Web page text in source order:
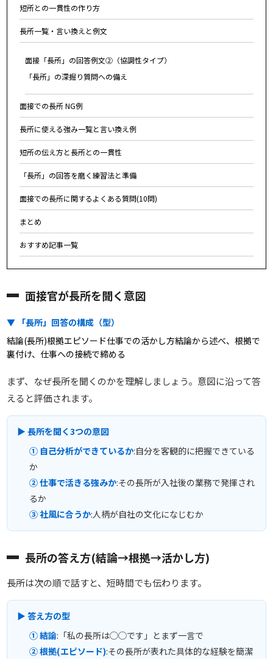
短所との一貫性の作り方
長所一覧・言い換えと例文
面接「長所」の回答例文②（協調性タイプ）
「長所」の深掘り質問への備え
面接での長所 NG例
長所に使える強み一覧と言い換え例
短所の伝え方と長所との一貫性
「長所」の回答を磨く練習法と準備
面接での長所に関するよくある質問(10問)
まとめ
おすすめ記事一覧
面接官が長所を聞く意図
▼ 「長所」回答の構成（型）
結論(長所)根拠エピソード仕事での活かし方結論から述べ、根拠で
裏付け、仕事への接続で締める
まず、なぜ長所を聞くのかを理解しましょう。意図に沿って答
えると評価されます。
▶ 長所を聞く3つの意図
① 自己分析ができているか:自分を客観的に把握できている
か
② 仕事で活きる強みか:その長所が入社後の業務で発揮され
るか
③ 社風に合うか:人柄が自社の文化になじむか
長所の答え方(結論→根拠→活かし方)
長所は次の順で話すと、短時間でも伝わります。
▶ 答え方の型
① 結論:「私の長所は◯◯です」とまず一言で
② 根拠(エピソード):その長所が表れた具体的な経験を簡潔